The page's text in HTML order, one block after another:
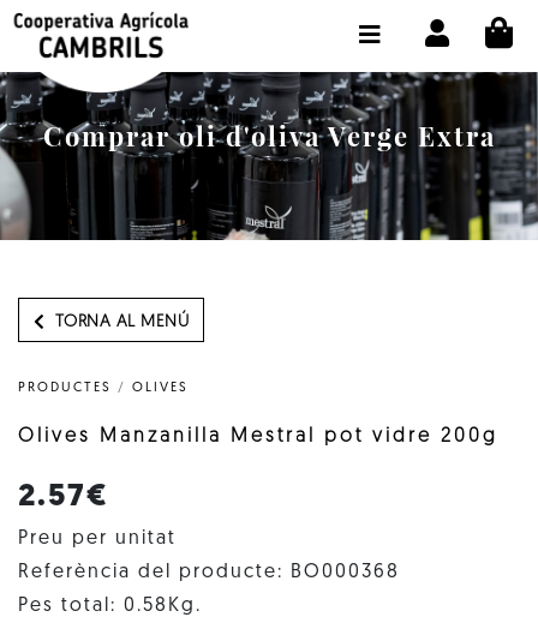
Comprar oli d'oliva Verge Extra
TORNA AL MENÚ
PRODUCTES / OLIVES
Olives Manzanilla Mestral pot vidre 200g
2.57€
Preu per unitat
Referència del producte: BO000368
Pes total: 0.58Kg.
BOTIGA COMPRA ONLINE
LA COOPERATIVA
OLEOTOUR
PRODUCTES
EL NOSTRE OLI
SELECCIONAR IDIOMA: CAT